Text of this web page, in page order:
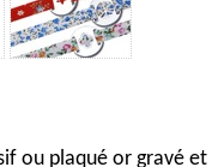
ou plaqué or gravé et